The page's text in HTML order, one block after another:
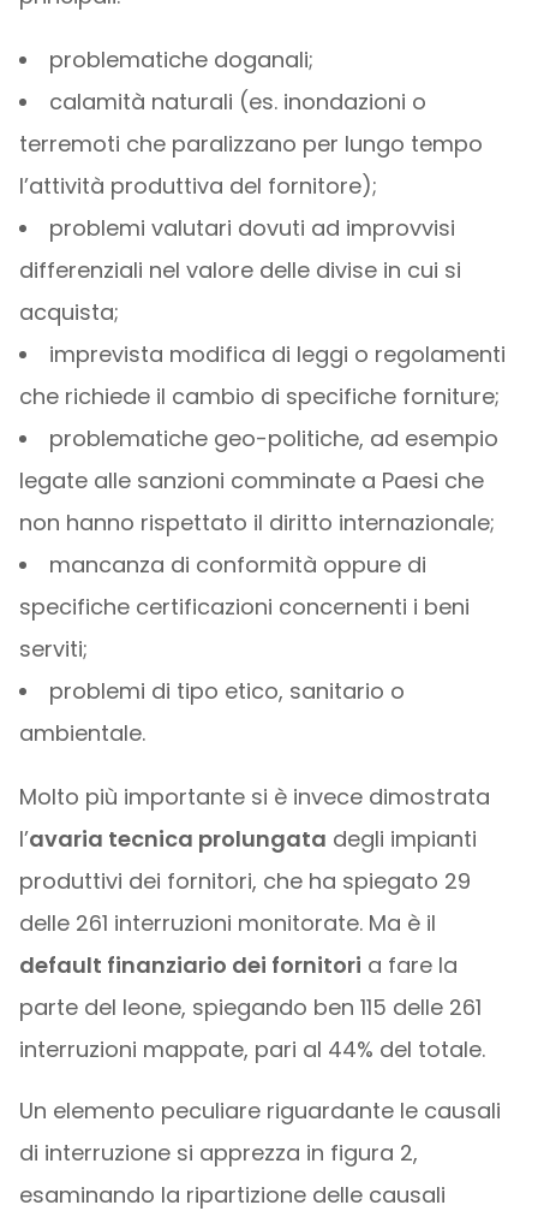
problematiche doganali;
calamità naturali (es. inondazioni o
terremoti che paralizzano per lungo tempo
l’attività produttiva del fornitore);
problemi valutari dovuti ad improvvisi
differenziali nel valore delle divise in cui si
acquista;
imprevista modifica di leggi o regolamenti
che richiede il cambio di specifiche forniture;
problematiche geo-politiche, ad esempio
legate alle sanzioni comminate a Paesi che
non hanno rispettato il diritto internazionale;
mancanza di conformità oppure di
specifiche certificazioni concernenti i beni
serviti;
problemi di tipo etico, sanitario o
ambientale.
Molto più importante si è invece dimostrata
l’avaria tecnica prolungata degli impianti
produttivi dei fornitori, che ha spiegato 29
delle 261 interruzioni monitorate. Ma è il
default finanziario dei fornitori a fare la
parte del leone, spiegando ben 115 delle 261
interruzioni mappate, pari al 44% del totale.
Un elemento peculiare riguardante le causali
di interruzione si apprezza in figura 2,
esaminando la ripartizione delle causali